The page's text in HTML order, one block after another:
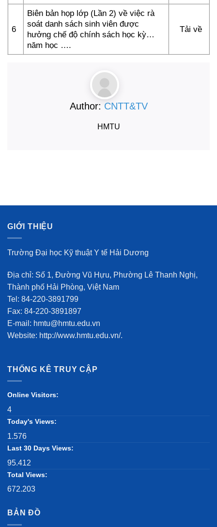
6
Biên bản họp lớp (Lần 2) về việc rà
soát danh sách sinh viên được
hưởng chế độ chính sách học kỳ…
năm học ….
Tải về
Author: CNTT&TV
HMTU
GIỚI THIỆU
Trường Đại học Kỹ thuật Y tế Hải Dương
Địa chỉ: Số 1, Đường Vũ Hựu, Phường Lê Thanh Nghị,
Thành phố Hải Phòng, Việt Nam
Tel: 84-220-3891799
Fax: 84-220-3891897
E-mail: hmtu@hmtu.edu.vn
Website: http://www.hmtu.edu.vn/.
THỐNG KÊ TRUY CẬP
Online Visitors:
4
Today's Views:
1.576
Last 30 Days Views:
95.412
Total Views:
672.203
BẢN ĐỒ